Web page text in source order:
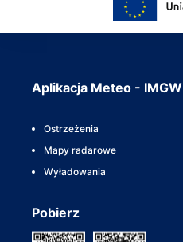
Aplikacja Meteo - IMGW
Ostrzeżenia
Mapy radarowe
Wyładowania
Pobierz